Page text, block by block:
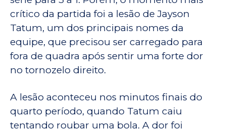
crítico da partida foi a lesão de Jayson
Tatum, um dos principais nomes da
equipe, que precisou ser carregado para
fora de quadra após sentir uma forte dor
no tornozelo direito.
A lesão aconteceu nos minutos finais do
quarto período, quando Tatum caiu
tentando roubar uma bola. A dor foi